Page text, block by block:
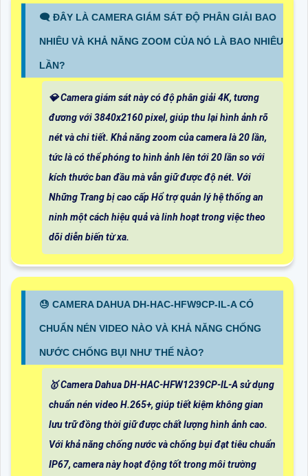
🗨️ ĐÂY LÀ CAMERA GIÁM SÁT ĐỘ PHÂN GIẢI BAO
NHIÊU VÀ KHẢ NĂNG ZOOM CỦA NÓ LÀ BAO NHIÊU
LẦN?
💎 Camera giám sát này có độ phân giải 4K, tương
đương với 3840x2160 pixel, giúp thu lại hình ảnh rõ
nét và chi tiết. Khả năng zoom của camera là 20 lần,
tức là có thể phóng to hình ảnh lên tới 20 lần so với
kích thước ban đầu mà vẫn giữ được độ nét. Với
Những Trang bị cao cấp Hổ trợ quản lý hệ thống an
ninh một cách hiệu quả và linh hoạt trong việc theo
dõi diễn biến từ xa.
😓 CAMERA DAHUA DH-HAC-HFW9CP-IL-A CÓ
CHUẨN NÉN VIDEO NÀO VÀ KHẢ NĂNG CHỐNG
NƯỚC CHỐNG BỤI NHƯ THẾ NÀO?
🥇 Camera Dahua DH-HAC-HFW1239CP-IL-A sử dụng
chuẩn nén video H.265+, giúp tiết kiệm không gian
lưu trữ đồng thời giữ được chất lượng hình ảnh cao.
Với khả năng chống nước và chống bụi đạt tiêu chuẩn
IP67, camera này hoạt động tốt trong môi trường